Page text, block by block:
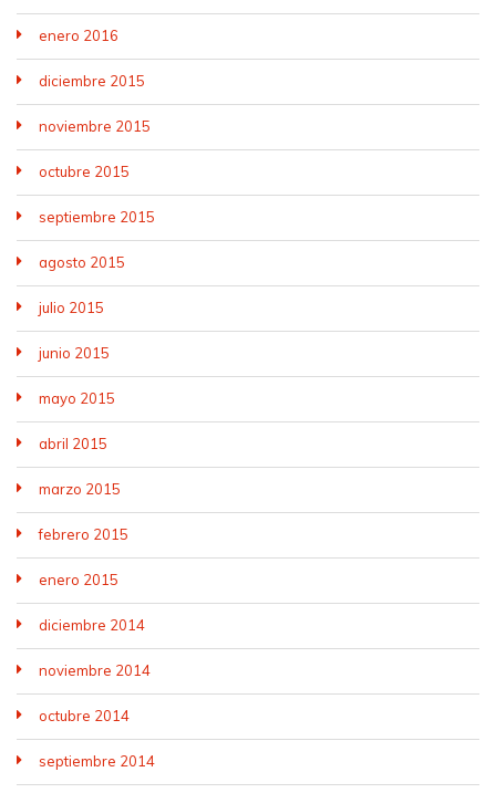
enero 2016
diciembre 2015
noviembre 2015
octubre 2015
septiembre 2015
agosto 2015
julio 2015
junio 2015
mayo 2015
abril 2015
marzo 2015
febrero 2015
enero 2015
diciembre 2014
noviembre 2014
octubre 2014
septiembre 2014